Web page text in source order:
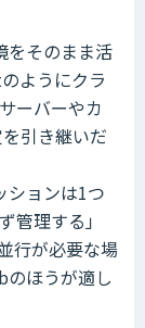
そのまま活
ようにクラ
ーバーやカ
引き継いだ
ションは1つ
管理する」
行が必要な場
ほうが適し